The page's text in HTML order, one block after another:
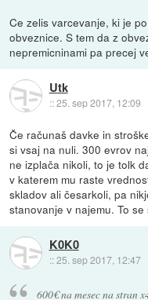
Ce zelis varcevanje, ki je
obveznice. S tem da z
nepremicninami pa precej
Utk
::25. sep 2017, 12:09
Če računaš davke in
si vsaj na nuli. 300 evrov
ne izplača nikoli, to je tolk
v katerem mu raste
skladov ali česarkoli, pa
stanovanje v najemu. To
K0K0
::25. sep 2017, 12:47
600€ na mesec na stran